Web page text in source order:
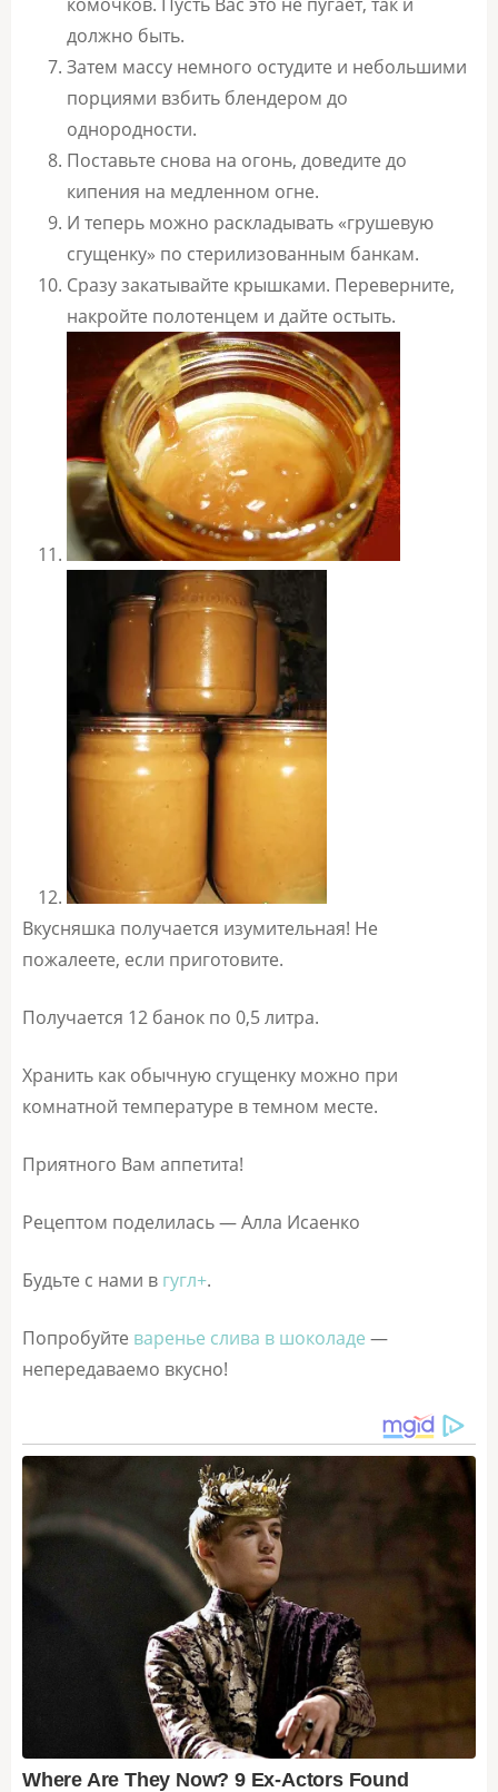
комочков. Пусть Вас это не пугает, так и
должно быть.
Затем массу немного остудите и небольшими
порциями взбить блендером до
однородности.
Поставьте снова на огонь, доведите до
кипения на медленном огне.
И теперь можно раскладывать «грушевую
сгущенку» по стерилизованным банкам.
Сразу закатывайте крышками. Переверните,
накройте полотенцем и дайте остыть.
Вкусняшка получается изумительная! Не
пожалеете, если приготовите.
Получается 12 банок по 0,5 литра.
Хранить как обычную сгущенку можно при
комнатной температуре в темном месте.
Приятного Вам аппетита!
Рецептом поделилась — Алла Исаенко
Будьте с нами в гугл+.
Попробуйте варенье слива в шоколаде —
непередаваемо вкусно!